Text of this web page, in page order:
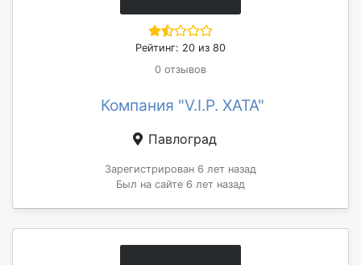
Рейтинг: 20 из 80
0 отзывов
Компания "V.I.P. XATA"
Павлоград
Зарегистрирован 6 лет назад
Был на сайте 6 лет назад